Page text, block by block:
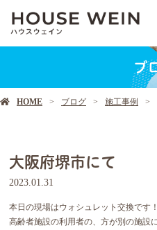
ブ
HOME ブログ 施工事例
大阪府堺市にて
2023.01.31
本日の現場はウォシュレット交換です！
高齢者施設の利用者の、方が別の施設